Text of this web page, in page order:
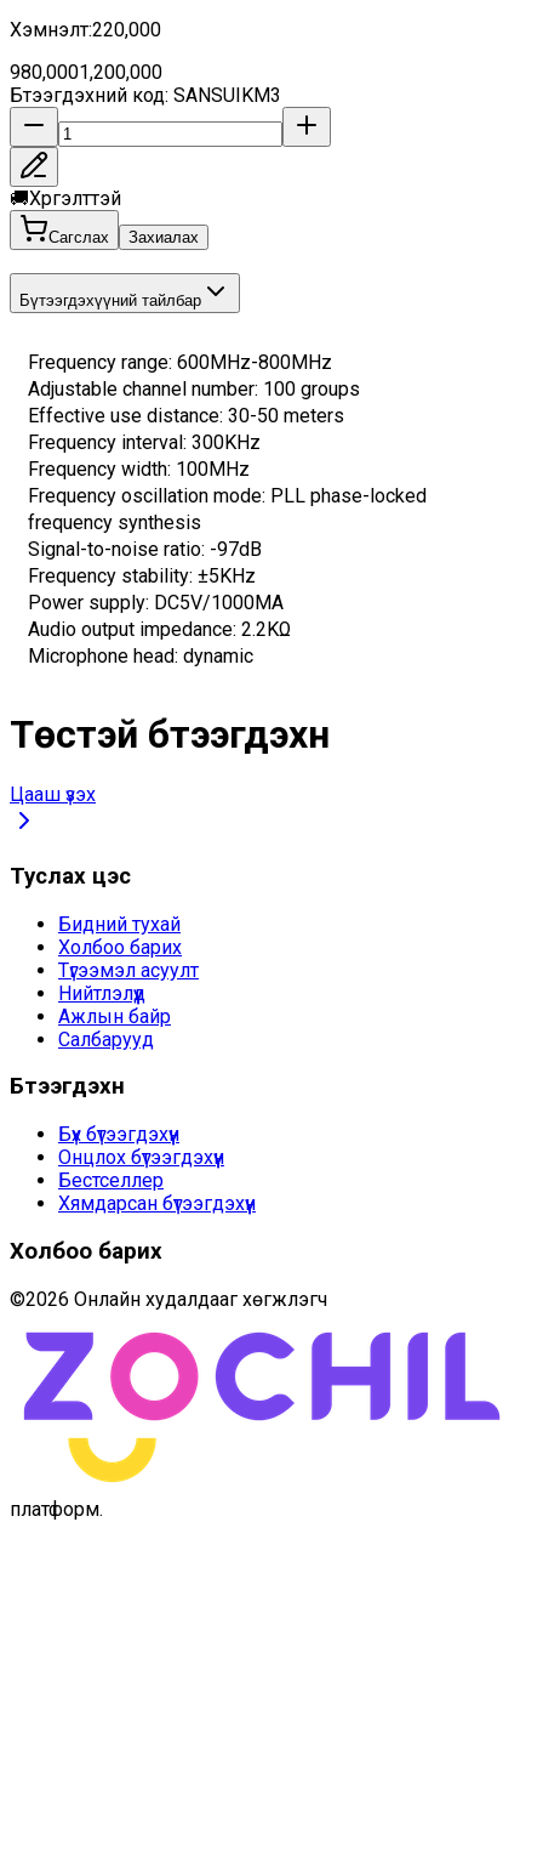
Хэмнэлт:220,000
980,0001,200,000
Бүтээгдэхүүний код: SANSUIKM3
🚚Хүргэлттэй
Сагслах Захиалах
Бүтээгдэхүүний тайлбар
Frequency range: 600MHz-800MHz
Adjustable channel number: 100 groups
Effective use distance: 30-50 meters
Frequency interval: 300KHz
Frequency width: 100MHz
Frequency oscillation mode: PLL phase-locked
frequency synthesis
Signal-to-noise ratio: -97dB
Frequency stability: ±5KHz
Power supply: DC5V/1000MA
Audio output impedance: 2.2KΩ
Microphone head: dynamic
Төстэй бүтээгдэхүүн
Цааш үзэх
Туслах цэс
Бидний тухай
Холбоо барих
Түгээмэл асуулт
Нийтлэлүүд
Ажлын байр
Салбарууд
Бүтээгдэхүүн
Бүх бүтээгдэхүүн
Онцлох бүтээгдэхүүн
Бестселлер
Хямдарсан бүтээгдэхүүн
Холбоо барих
©2026 Онлайн худалдааг хөгжүүлэгч
платформ.